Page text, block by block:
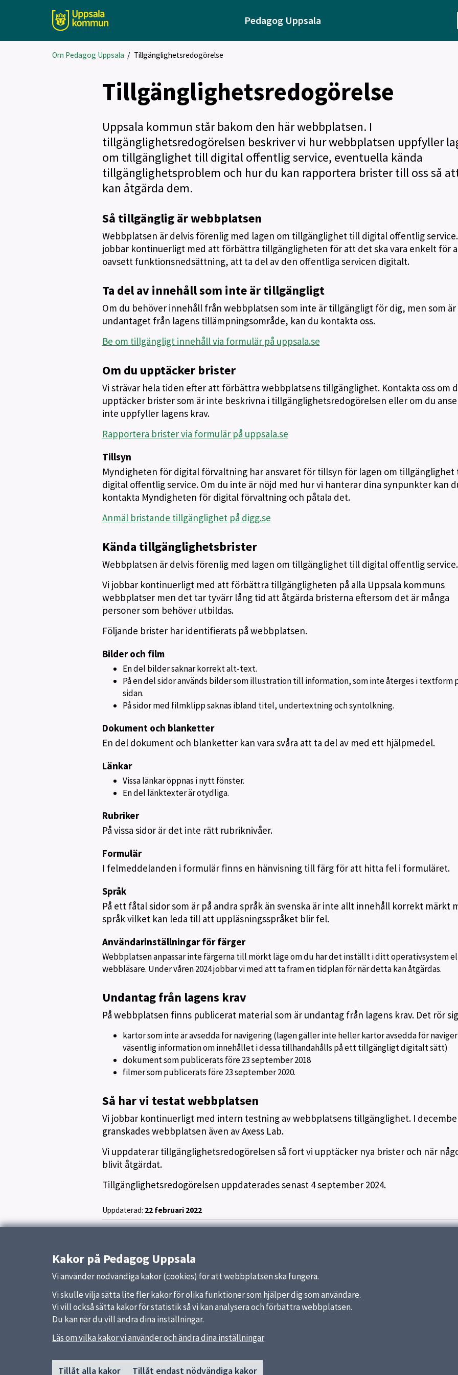
Pedagog Uppsala
Om Pedagog Uppsala / Tillgänglighetsredogörelse
Tillgänglighetsredogörelse
Uppsala kommun står bakom den här webbplatsen. I
tillgänglighetsredogörelsen beskriver vi hur webbplatsen uppfyller
om tillgänglighet till digital offentlig service, eventuella kända
tillgänglighetsproblem och hur du kan rapportera brister till oss så
kan åtgärda dem.
Så tillgänglig är webbplatsen
Webbplatsen är delvis förenlig med lagen om tillgänglighet till digital offentlig
jobbar kontinuerligt med att förbättra tillgängligheten för att det ska vara enkelt för
oavsett funktionsnedsättning, att ta del av den offentliga servicen digitalt.
Ta del av innehåll som inte är tillgängligt
Om du behöver innehåll från webbplatsen som inte är tillgängligt för dig, men som är
undantaget från lagens tillämpningsområde, kan du kontakta oss.
Be om tillgängligt innehåll via formulär på uppsala.se
Om du upptäcker brister
Vi strävar hela tiden efter att förbättra webbplatsens tillgänglighet. Kontakta oss om
upptäcker brister som är inte beskrivna i tillgänglighetsredogörelsen eller om du
inte uppfyller lagens krav.
Rapportera brister via formulär på uppsala.se
Tillsyn
Myndigheten för digital förvaltning har ansvaret för tillsyn för lagen om tillgänglighet
digital offentlig service. Om du inte är nöjd med hur vi hanterar dina synpunkter kan
kontakta Myndigheten för digital förvaltning och påtala det.
Anmäl bristande tillgänglighet på digg.se
Kända tillgänglighetsbrister
Webbplatsen är delvis förenlig med lagen om tillgänglighet till digital offentlig
Vi jobbar kontinuerligt med att förbättra tillgängligheten på alla Uppsala kommuns
webbplatser men det tar tyvärr lång tid att åtgärda bristerna eftersom det är många
personer som behöver utbildas.
Följande brister har identifierats på webbplatsen.
Bilder och film
En del bilder saknar korrekt alt-text.
På en del sidor används bilder som illustration till information, som inte återges i textform
sidan.
På sidor med filmklipp saknas ibland titel, undertextning och syntolkning.
Dokument och blanketter
En del dokument och blanketter kan vara svåra att ta del av med ett hjälpmedel.
Länkar
Vissa länkar öppnas i nytt fönster.
En del länktexter är otydliga.
Rubriker
På vissa sidor är det inte rätt rubriknivåer.
Formulär
I felmeddelanden i formulär finns en hänvisning till färg för att hitta fel i formuläret.
Språk
På ett fåtal sidor som är på andra språk än svenska är inte allt innehåll korrekt märkt
språk vilket kan leda till att uppläsningsspråket blir fel.
Användarinställningar för färger
Webbplatsen anpassar inte färgerna till mörkt läge om du har det inställt i ditt operativsystem
webbläsare. Under våren 2024 jobbar vi med att ta fram en tidplan för när detta kan åtgärdas.
Undantag från lagens krav
På webbplatsen finns publicerat material som är undantag från lagens krav. Det rör
kartor som inte är avsedda för navigering (lagen gäller inte heller kartor avsedda för
väsentlig information om innehållet i dessa tillhandahålls på ett tillgängligt digitalt sätt)
dokument som publicerats före 23 september 2018
filmer som publicerats före 23 september 2020.
Så har vi testat webbplatsen
Vi jobbar kontinuerligt med intern testning av webbplatsens tillgänglighet. I
granskades webbplatsen även av Axess Lab.
Vi uppdaterar tillgänglighetsredogörelsen så fort vi upptäcker nya brister och när
blivit åtgärdat.
Tillgänglighetsredogörelsen uppdaterades senast 4 september 2024.
Uppdaterad: 22 februari 2022
Kakor på Pedagog Uppsala
Vi använder nödvändiga kakor (cookies) för att webbplatsen ska fungera.
Vi skulle vilja sätta lite fler kakor för olika funktioner som hjälper dig som användare.
Vi vill också sätta kakor för statistik så vi kan analysera och förbättra webbplatsen.
Du kan när du vill ändra dina inställningar.
Läs om vilka kakor vi använder och ändra dina inställningar
Tillåt alla kakor Tillåt endast nödvändiga kakor
SidfotHuvudmeny
Start
Snabblänkar
Uppsala kommun